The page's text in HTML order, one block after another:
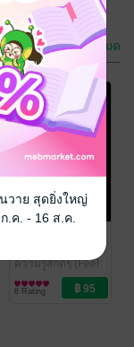
ดูทั้งหมด
Publishing
ความรู้สึกดีๆ (Feel
Good)
8 Rating
วาย สุดยิ่งใหญ่
.ค. - 16 ส.ค.